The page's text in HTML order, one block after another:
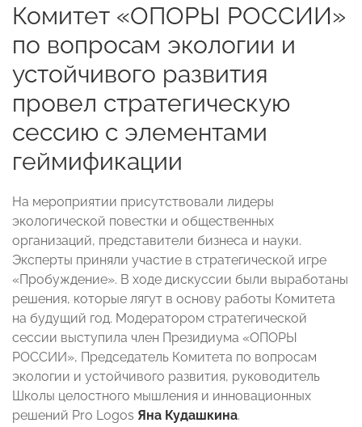
Комитет «ОПОРЫ РОССИИ»
по вопросам экологии и
устойчивого развития
провел стратегическую
сессию с элементами
геймификации
На мероприятии присутствовали лидеры
экологической повестки и общественных
организаций, представители бизнеса и науки.
Эксперты приняли участие в стратегической игре
«Пробуждение». В ходе дискуссии были выработаны
решения, которые лягут в основу работы Комитета
на будущий год. Модератором стратегической
сессии выступила член Президиума «ОПОРЫ
РОССИИ», Председатель Комитета по вопросам
экологии и устойчивого развития, руководитель
Школы целостного мышления и инновационных
решений Pro Logos Яна Кудашкина.